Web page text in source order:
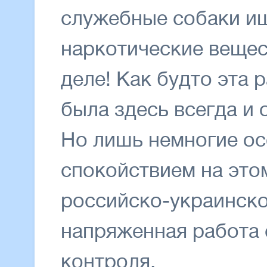
служебные собаки
наркотические
деле! Как будто эта
была здесь всегда и
Но лишь немногие
спокойствием на
российско-
напряженная работа
контроля.